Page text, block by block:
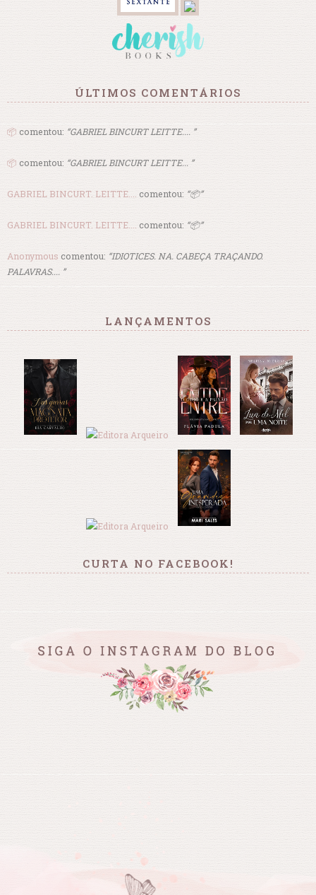
ÚLTIMOS COMENTÁRIOS
📦 comentou: “GABRIEL BINCURT LEITTE.... ”
📦 comentou: “GABRIEL BINCURT LEITTE... ”
GABRIEL BINCURT. LEITTE.... comentou: “📦”
GABRIEL BINCURT. LEITTE.... comentou: “📦”
Anonymous comentou: “IDIOTICES. NA. CABEÇA TRAÇANDO.
PALAVRAS.... ”
LANÇAMENTOS
CURTA NO FACEBOOK!